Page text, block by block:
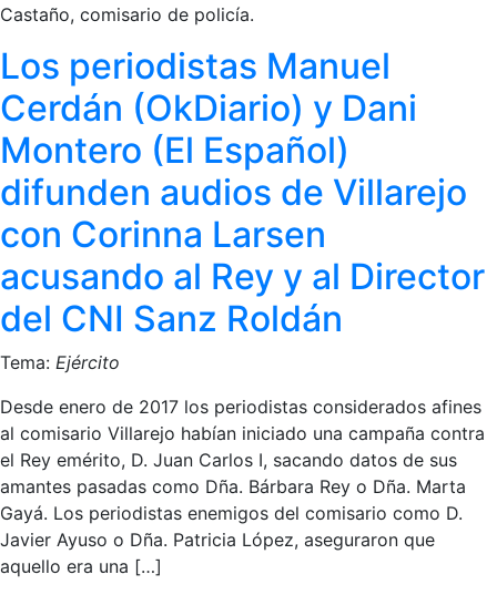
Castaño, comisario de policía.
Los periodistas Manuel
Cerdán (OkDiario) y Dani
Montero (El Español)
difunden audios de Villarejo
con Corinna Larsen
acusando al Rey y al Director
del CNI Sanz Roldán
Tema: Ejército
Desde enero de 2017 los periodistas considerados afines
al comisario Villarejo habían iniciado una campaña contra
el Rey emérito, D. Juan Carlos I, sacando datos de sus
amantes pasadas como Dña. Bárbara Rey o Dña. Marta
Gayá. Los periodistas enemigos del comisario como D.
Javier Ayuso o Dña. Patricia López, aseguraron que
aquello era una […]